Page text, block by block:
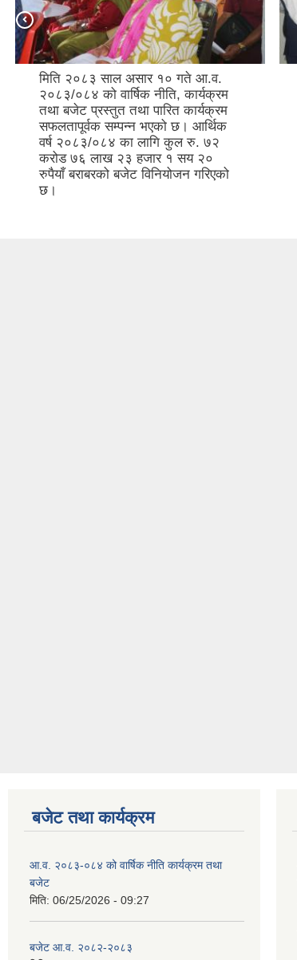
मिति २०८३ साल असार १० गते आ.व.
२०८३/०८४ को वार्षिक नीति, कार्यक्रम
तथा बजेट प्रस्तुत तथा पारित कार्यक्रम
सफलतापूर्वक सम्पन्न भएको छ। आर्थिक
वर्ष २०८३/०८४ का लागि कुल रु. ७२
करोड ७६ लाख २३ हजार १ सय २०
रुपैयाँ बराबरको बजेट विनियोजन गरिएको
छ।
बजेट तथा कार्यक्रम
आ.व. २०८३-०८४ को वार्षिक नीति कार्यक्रम तथा
बजेट
मिति: 06/25/2026 - 09:27
बजेट आ.व. २०८२-२०८३